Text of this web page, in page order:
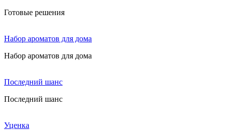
Готовые решения
Набор ароматов для дома
Набор ароматов для дома
Последний шанс
Последний шанс
Уценка